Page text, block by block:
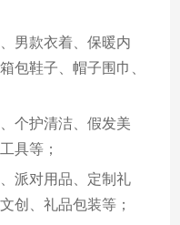
男款衣着、保暖内
包鞋子、帽子围巾、
个护清洁、假发美
具等；
派对用品、定制礼
创、礼品包装等；